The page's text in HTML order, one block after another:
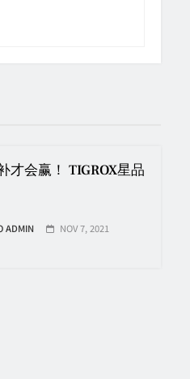
才会赢！ TIGROX星品
ADMIN
NOV 7, 2021